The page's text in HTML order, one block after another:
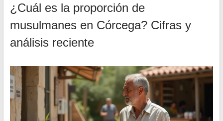
¿Cuál es la proporción de
musulmanes en Córcega? Cifras y
análisis reciente